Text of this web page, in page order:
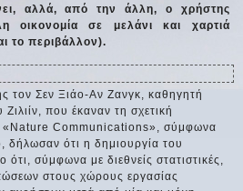
αλλά, από την άλλη, ο χρήστης
οικονομία σε μελάνι και χαρτιά
το περιβάλλον).
τον Σεν Ξιάο-Αν Ζανγκ, καθηγητή
που έκαναν τη σχετική
«Nature Communications», σύμφωνα
δήλωσαν ότι η δημιουργία του
ότι, σύμφωνα με διεθνείς στατιστικές,
στους χώρους εργασίας